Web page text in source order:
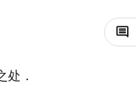
处．